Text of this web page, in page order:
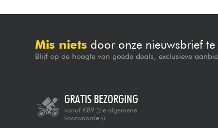
Mis niets door onze nieuwsbrief
Blijf op de hoogte van goede deals, exclusieve
GRATIS BEZORGING
vanaf €89 (zie algemene
voorwaarden)